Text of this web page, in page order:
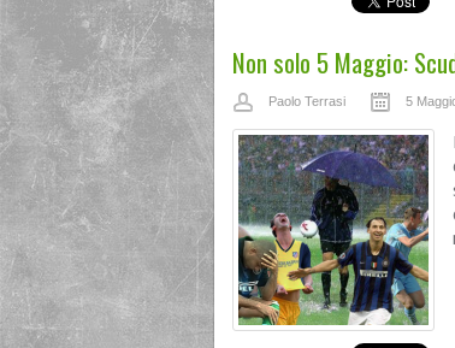
Non solo 5 Maggio:
Paolo Terrasi 5